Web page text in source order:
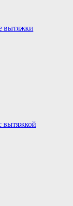
вытяжки
вытяжкой